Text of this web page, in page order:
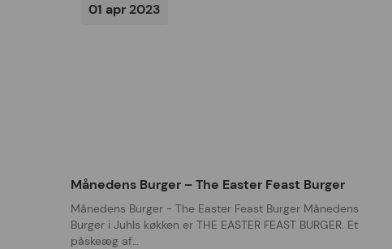
01 apr 2023
Månedens Burger – The Easter Feast Burger
Månedens Burger - The Easter Feast Burger Månedens
Burger i Juhls køkken er THE EASTER FEAST BURGER. Et
påskeæg af…